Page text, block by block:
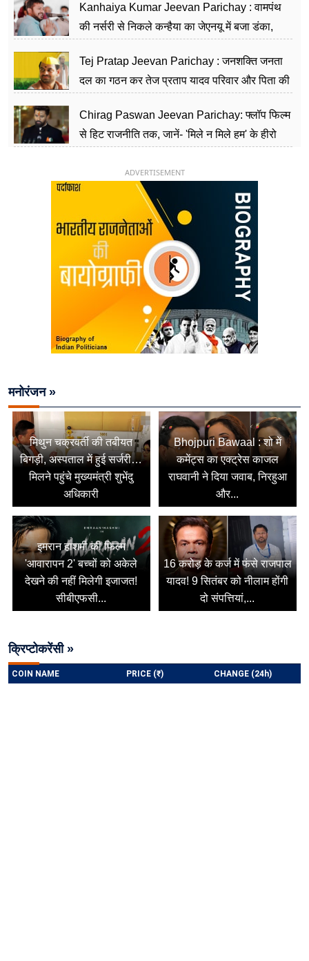
Kanhaiya Kumar Jeevan Parichay : वामपंथ
की नर्सरी से निकले कन्हैया का जेएनयू में बजा डंका,
Tej Pratap Jeevan Parichay : जनशक्ति जनता
दल का गठन कर तेज प्रताप यादव परिवार और पिता की
Chirag Paswan Jeevan Parichay: फ्लॉप फिल्म
से हिट राजनीति तक, जानें- 'मिले न मिले हम' के हीरो
ADVERTISEMENT
मनोरंजन »
मिथुन चक्रवर्ती की तबीयत
बिगड़ी, अस्पताल में हुई सर्जरी…
मिलने पहुंचे मुख्यमंत्री शुभेंदु
अधिकारी
Bhojpuri Bawaal : शो में
कमेंट्स का एक्ट्रेस काजल
राघवानी ने दिया जवाब, निरहुआ
और...
इमरान हाशमी की फिल्म
'आवारापन 2' बच्चों को अकेले
देखने की नहीं मिलेगी इजाजत!
सीबीएफसी...
16 करोड़ के कर्ज में फंसे राजपाल
यादव! 9 सितंबर को नीलाम होंगी
दो संपत्तियां,...
क्रिप्टोकरेंसी »